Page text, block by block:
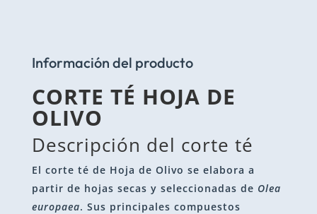
Información del producto
CORTE TÉ HOJA DE
OLIVO
Descripción del corte té
El corte té de Hoja de Olivo se elabora a
partir de hojas secas y seleccionadas de Olea
europaea. Sus principales compuestos